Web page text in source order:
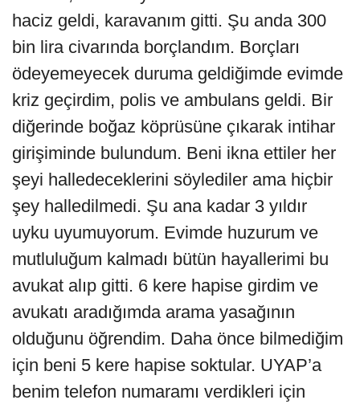
haciz geldi, karavanım gitti. Şu anda 300
bin lira civarında borçlandım. Borçları
ödeyemeyecek duruma geldiğimde evimde
kriz geçirdim, polis ve ambulans geldi. Bir
diğerinde boğaz köprüsüne çıkarak intihar
girişiminde bulundum. Beni ikna ettiler her
şeyi halledeceklerini söylediler ama hiçbir
şey halledilmedi. Şu ana kadar 3 yıldır
uyku uyumuyorum. Evimde huzurum ve
mutluluğum kalmadı bütün hayallerimi bu
avukat alıp gitti. 6 kere hapise girdim ve
avukatı aradığımda arama yasağının
olduğunu öğrendim. Daha önce bilmediğim
için beni 5 kere hapise soktular. UYAP’a
benim telefon numaramı verdikleri için